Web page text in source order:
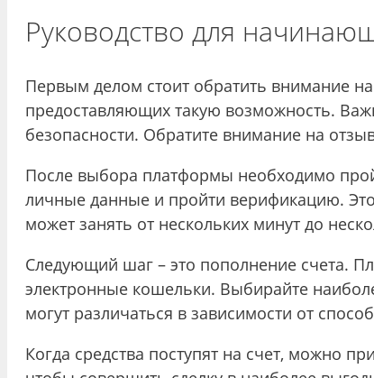
Руководство для
Первым делом стоит обратить внимание
предоставляющих такую возможность.
безопасности. Обратите внимание на
После выбора платформы необходимо
личные данные и пройти верификацию.
может занять от нескольких минут до
Следующий шаг – это пополнение счета.
электронные кошельки. Выбирайте
могут различаться в зависимости от
Когда средства поступят на счет, можно